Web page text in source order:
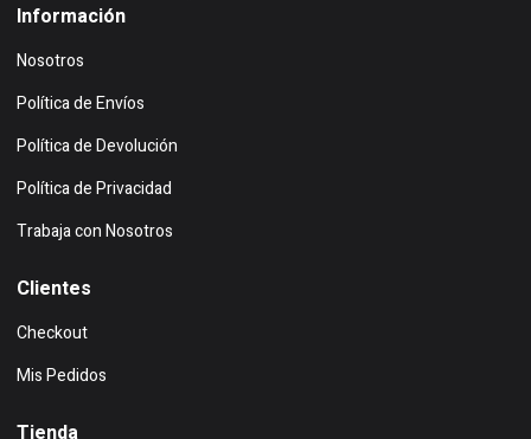
Información
Nosotros
Política de Envíos
Política de Devolución
Política de Privacidad
Trabaja con Nosotros
Clientes
Checkout
Mis Pedidos
Tienda